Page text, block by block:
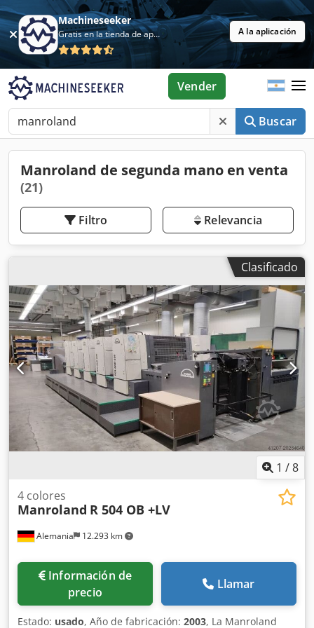
Machineseeker
Gratis en la tienda de aplicaciones A la aplicación
Buscar
Vender
Manroland de segunda mano en venta
(21)
Filtro Relevancia
Clasificado
1 /8
Alemania 12.293 km
4 colores
Manroland R 504 OB +LV
Información de
precio
Llamar
Estado: usado, Año de fabricación: 2003, La Manroland